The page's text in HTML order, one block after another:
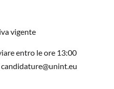
vigente
entro le ore 13:00
candidature@unint.eu